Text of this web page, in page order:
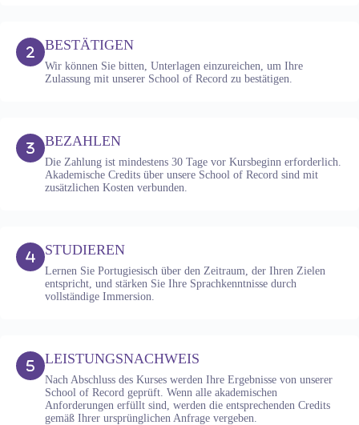
BESTÄTIGEN
Wir können Sie bitten, Unterlagen einzureichen, um Ihre
Zulassung mit unserer School of Record zu bestätigen.
BEZAHLEN
Die Zahlung ist mindestens 30 Tage vor Kursbeginn erforderlich.
Akademische Credits über unsere School of Record sind mit
zusätzlichen Kosten verbunden.
STUDIEREN
Lernen Sie Portugiesisch über den Zeitraum, der Ihren Zielen
entspricht, und stärken Sie Ihre Sprachkenntnisse durch
vollständige Immersion.
LEISTUNGSNACHWEIS
Nach Abschluss des Kurses werden Ihre Ergebnisse von unserer
School of Record geprüft. Wenn alle akademischen
Anforderungen erfüllt sind, werden die entsprechenden Credits
gemäß Ihrer ursprünglichen Anfrage vergeben.